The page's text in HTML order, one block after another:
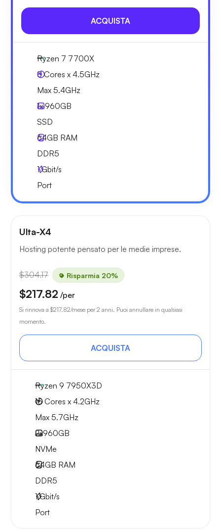
ACQUISTA
Ryzen 7 7700X
8 Cores x 4.5GHz
Max 5.4GHz
1x960GB
SSD
64GB RAM
DDR5
1Gbit/s
Port
Ulta-X4
Hosting potente pensato per le medie imprese.
$304.17 Risparmia 20%
$217.82 /per
Si rinnova a $217.82/mese per 2 anni. Puoi annullare in qualsiasi
momento.
ACQUISTA
Ryzen 9 7950X3D
16 Cores x 4.2GHz
Max 5.7GHz
2x960GB
NVMe
64GB RAM
DDR5
1Gbit/s
Port